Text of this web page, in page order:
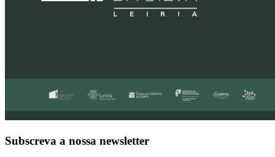
Subscreva a nossa newsletter